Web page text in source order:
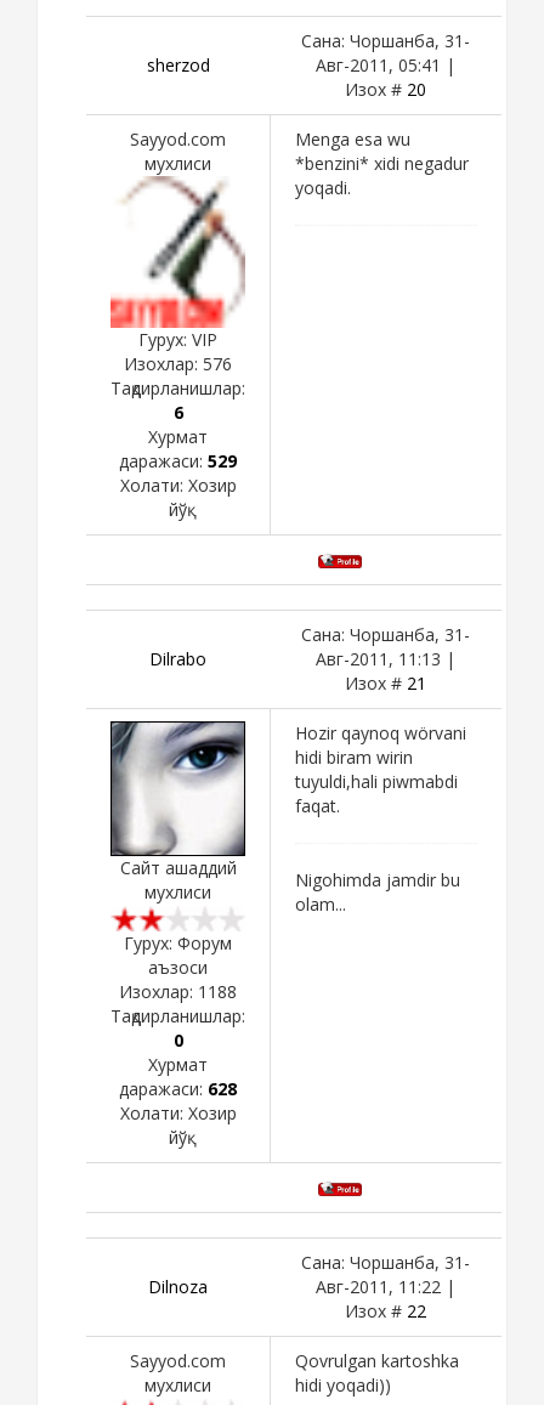
sherzod
Сана: Чоршанба, 31-
Авг-2011, 05:41 |
Изох # 20
Sayyod.com
мухлиси
Гурух: VIP
Изохлар: 576
Тақдирланишлар:
6
Хурмат
даражаси: 529
Холати: Хозир
йўқ
Menga esa wu
*benzini* xidi negadur
yoqadi.
Dilrabo
Сана: Чоршанба, 31-
Авг-2011, 11:13 |
Изох # 21
Сайт ашаддий
мухлиси
Гурух: Форум
аъзоси
Изохлар: 1188
Тақдирланишлар:
0
Хурмат
даражаси: 628
Холати: Хозир
йўқ
Hozir qaynoq wörvani
hidi biram wirin
tuyuldi,hali piwmabdi
faqat.
Nigohimda jamdir bu
olam...
Dilnoza
Сана: Чоршанба, 31-
Авг-2011, 11:22 |
Изох # 22
Sayyod.com
мухлиси
Qovrulgan kartoshka
hidi yoqadi))